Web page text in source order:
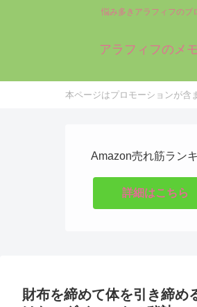
悩み多きアラフィフのブ
アラフィフのメ
本ページはプロモーションが含
Amazon売れ筋ラン
詳細はこちら
財布を締めて体を引き締